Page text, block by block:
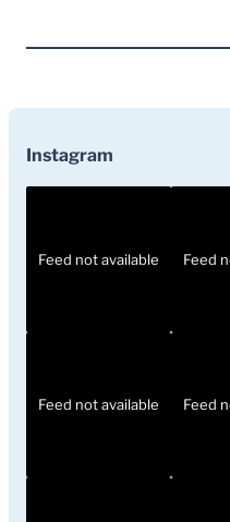
Instagram
Feed not available Feed
Feed not available Feed